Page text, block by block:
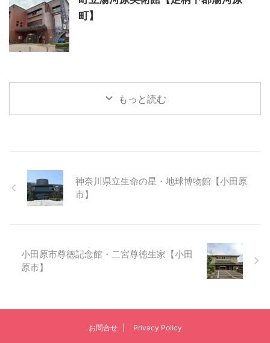
町】
もっと読む
神奈川県立生命の星・地球博物館【小田原
市】
小田原市尊徳記念館・二宮尊徳生家【小田
原市】
お問合せ Privacy Policy